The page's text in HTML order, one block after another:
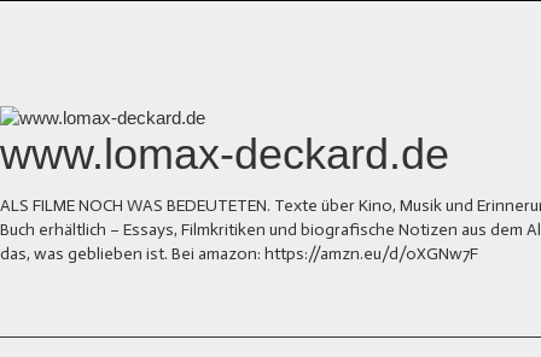
www.lomax-deckard.de
ALS FILME NOCH WAS BEDEUTETEN. Texte über Kino, Musik und
Buch erhältlich – Essays, Filmkritiken und biografische Notizen aus dem
das, was geblieben ist. Bei amazon: https://amzn.eu/d/0XGNw7F